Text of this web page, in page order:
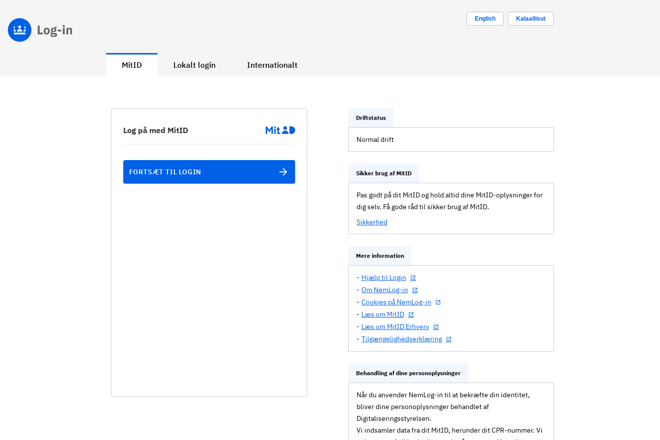
English Kalaallisut
MitID Lokalt login Internationalt
Log på med MitID
FORTSÆT TIL LOGIN
Driftstatus
Normal drift
Sikker brug af MitID
Pas godt på dit MitID og hold altid dine MitID-oplysninger for
dig selv. Få gode råd til sikker brug af MitID.
Sikkerhed
Mere information
Hjælp til Login
Om NemLog-in
Cookies på NemLog-in
Læs om MitID
Læs om MitID Erhverv
Tilgængelighedserklæring
Behandling af dine personoplysninger
Når du anvender NemLog-in til at bekræfte din identitet,
bliver dine personoplysninger behandlet af
Digitaliseringsstyrelsen.
Vi indsamler data fra dit MitID, herunder dit CPR-nummer. Vi